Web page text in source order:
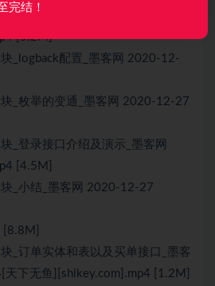
机缓存处理及扩展思考_墨客网
[5.2M]
配置_墨客网 2020-12-
举的变通_墨客网 2020-12-27
录接口介绍及演示_墨客网
[4.5M]
小结_墨客网 2020-12-27
单实体和表以及买单接口_墨客
下无鱼][shikey.com].mp4 [1.2M]
完结！